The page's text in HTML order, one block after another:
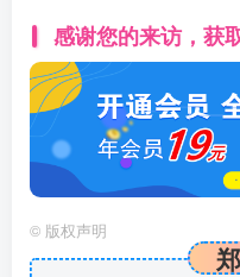
感谢您的来访，获
© 版权声明